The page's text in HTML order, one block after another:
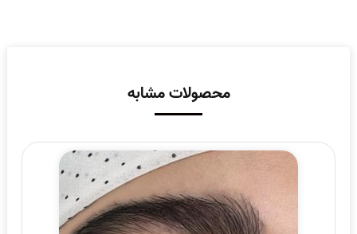
محصولات مشابه